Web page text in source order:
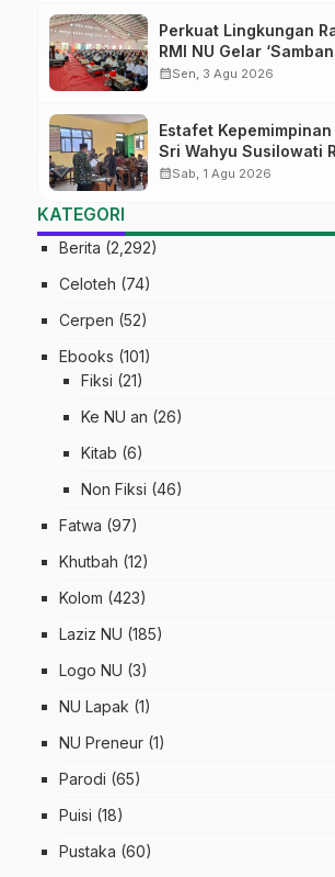
Perkuat Lingkungan
RMI NU Gelar
di Pati
calendar_monthSen, 3 Agu 2026
Estafet Kepemimpinan
Sri Wahyu Susilowati
MTs Ma’arif Sapuran
calendar_monthSab, 1 Agu 2026
KATEGORI
Berita (2,292)
Celoteh (74)
Cerpen (52)
Ebooks (101)
Fiksi (21)
Ke NU an (26)
Kitab (6)
Non Fiksi (46)
Fatwa (97)
Khutbah (12)
Kolom (423)
Laziz NU (185)
Logo NU (3)
NU Lapak (1)
NU Preneur (1)
Parodi (65)
Puisi (18)
Pustaka (60)